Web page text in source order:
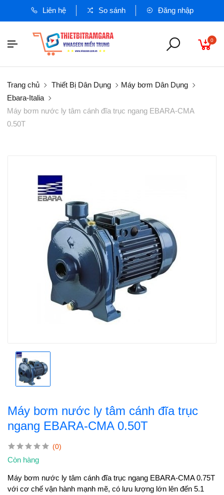
Liên hệ So sánh Đăng nhập
0
Trang chủ Thiết Bị Dân Dụng
Máy bơm Dân Dụng
Ebara-Italia
Máy bơm nước ly tâm cánh đĩa trục ngang EBARA-CMA
0.50T
Máy bơm nước ly tâm cánh đĩa trục
ngang EBARA-CMA 0.50T
(0)
Còn hàng
Máy bơm nước ly tâm cánh đĩa trục ngang EBARA-CMA 0.75T
với cơ chế vận hành mạnh mẽ, có lưu lượng lớn lên đến 5.1